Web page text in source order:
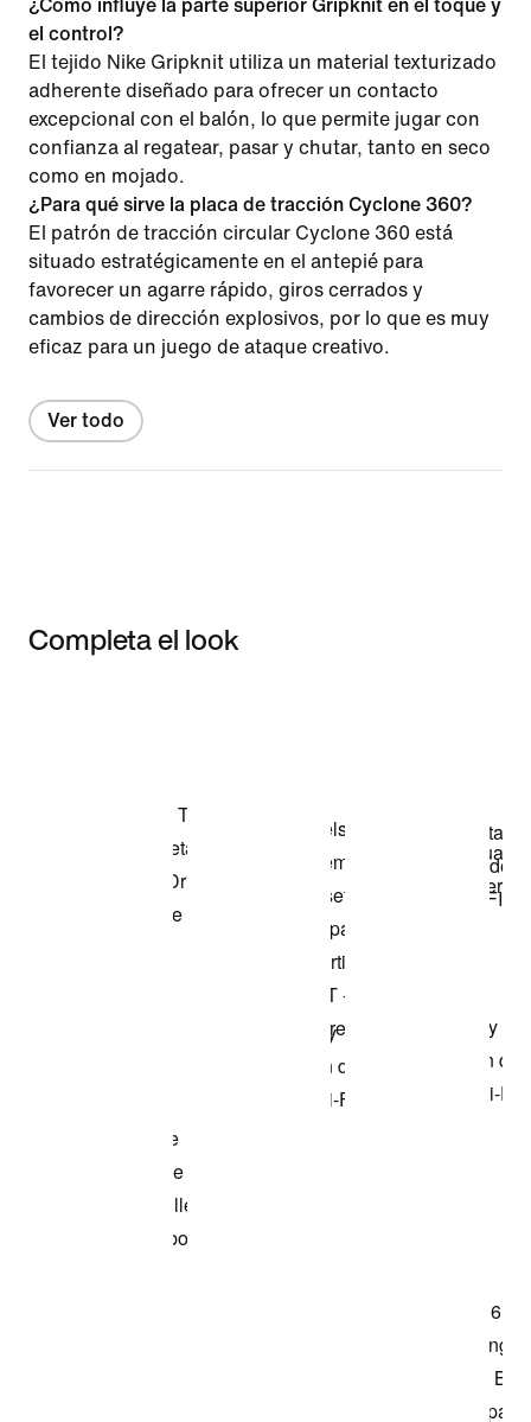
¿Cómo influye la parte superior Gripknit en el toque y
el control?
El tejido Nike Gripknit utiliza un material texturizado
adherente diseñado para ofrecer un contacto
excepcional con el balón, lo que permite jugar con
confianza al regatear, pasar y chutar, tanto en seco
como en mojado.
¿Para qué sirve la placa de tracción Cyclone 360?
El patrón de tracción circular Cyclone 360 está
situado estratégicamente en el antepié para
favorecer un agarre rápido, giros cerrados y
cambios de dirección explosivos, por lo que es muy
eficaz para un juego de ataque creativo.
Ver todo
Completa el look